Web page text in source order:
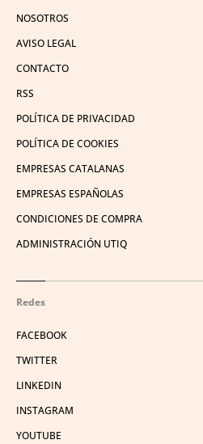
NOSOTROS
AVISO LEGAL
CONTACTO
RSS
POLÍTICA DE PRIVACIDAD
POLÍTICA DE COOKIES
EMPRESAS CATALANAS
EMPRESAS ESPAÑOLAS
CONDICIONES DE COMPRA
ADMINISTRACIÓN UTIQ
Redes
FACEBOOK
TWITTER
LINKEDIN
INSTAGRAM
YOUTUBE